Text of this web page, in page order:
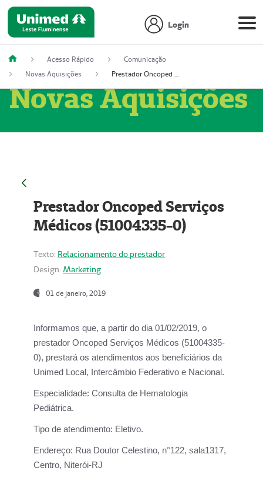
Login
Acesso Rápido
Comunicação
Novas Aquisições
Prestador Oncoped Serviços Médicos (51004335-0)
Novas Aquisições
Prestador Oncoped Serviços
Médicos (51004335-0)
Texto: Relacionamento do prestador
Design: Marketing
01 de janeiro, 2019
Informamos que, a partir do dia 01/02/2019, o
prestador Oncoped Serviços Médicos (51004335-
0), prestará os atendimentos aos beneficiários da
Unimed Local, Intercâmbio Federativo e Nacional.
Especialidade: Consulta de Hematologia
Pediátrica.
Tipo de atendimento: Eletivo.
Endereço: Rua Doutor Celestino, n°122, sala1317,
Centro, Niterói-RJ